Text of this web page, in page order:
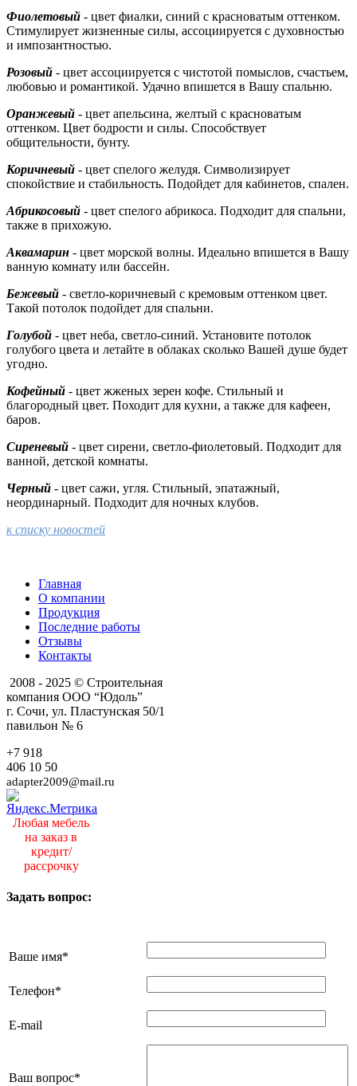
Фиолетовый - цвет фиалки, синий с красноватым оттенком.
Стимулирует жизненные силы, ассоциируется с духовностью
и импозантностью.
Розовый - цвет ассоциируется с чистотой помыслов, счастьем,
любовью и романтикой. Удачно впишется в Вашу спальню.
Оранжевый - цвет апельсина, желтый с красноватым
оттенком. Цвет бодрости и силы. Способствует
общительности, бунту.
Коричневый - цвет спелого желудя. Символизирует
спокойствие и стабильность. Подойдет для кабинетов, спален.
Абрикосовый - цвет спелого абрикоса. Подходит для спальни,
также в прихожую.
Аквамарин - цвет морской волны. Идеально впишется в Вашу
ванную комнату или бассейн.
Бежевый - светло-коричневый с кремовым оттенком цвет.
Такой потолок подойдет для спальни.
Голубой - цвет неба, светло-синий. Установите потолок
голубого цвета и летайте в облаках сколько Вашей душе будет
угодно.
Кофейный - цвет жженых зерен кофе. Стильный и
благородный цвет. Походит для кухни, а также для кафеен,
баров.
Сиреневый - цвет сирени, светло-фиолетовый. Подходит для
ванной, детской комнаты.
Черный - цвет сажи, угля. Стильный, эпатажный,
неординарный. Подходит для ночных клубов.
к списку новостей
Главная
О компании
Продукция
Последние работы
Отзывы
Контакты
2008 - 2025 © Строительная
компания ООО “Юдоль”
г. Сочи, ул. Пластунская 50/1
павильон № 6
+7 918
406 10 50
adapter2009@mail.ru
Любая мебель
на заказ в
кредит/
рассрочку
Задать вопрос:
Ваше имя*
Телефон*
E-mail
Ваш вопрос*